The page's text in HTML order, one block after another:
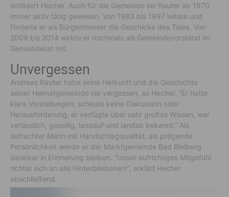
schildert Hecher. Auch für die Gemeinde sei Rauter ab 1970
immer aktiv tätig gewesen. Von 1983 bis 1997 leitete und
förderte er als Bürgermeister die Geschicke des Tales. Von
2009 bis 2014 wirkte er nochmals als Gemeindevorstand im
Gemeinderat mit.
Unvergessen
Andreas Rauter habe seine Herkunft und die Geschichte
seiner Heimatgemeinde nie vergessen, so Hecher. “Er hatte
klare Vorstellungen, scheute keine Diskussion oder
Herausforderung, er verfügte über sehr großes Wissen, war
verlässlich, gesellig, landauf und landab bekannt.” Als
aufrechter Mann mit Handschlagqualität, als prägende
Persönlichkeit werde er der Marktgemeinde Bad Bleiberg
dankbar in Erinnerung bleiben. “Unser aufrichtiges Mitgefühl
richtet sich an alle Hinterbliebenen!”, erklärt Hecher
abschließend.